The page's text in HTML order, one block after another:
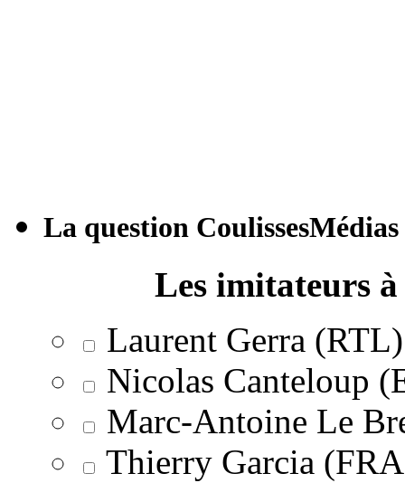
La question CoulissesMédias
Les imitateurs
Laurent Gerra (RTL)
Nicolas Canteloup
Marc-Antoine Le
Thierry Garcia